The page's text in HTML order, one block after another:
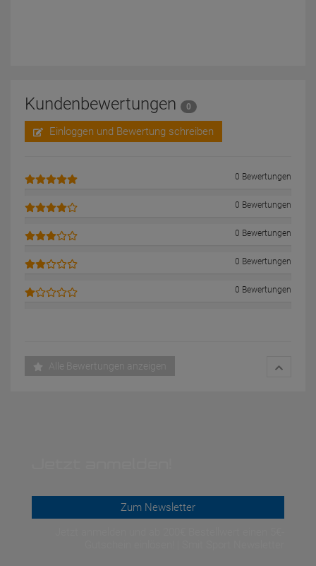
Kundenbewertungen 0
Einloggen und Bewertung schreiben
0 Bewertungen
0 Bewertungen
0 Bewertungen
0 Bewertungen
0 Bewertungen
Alle Bewertungen anzeigen
Zum Newsletter